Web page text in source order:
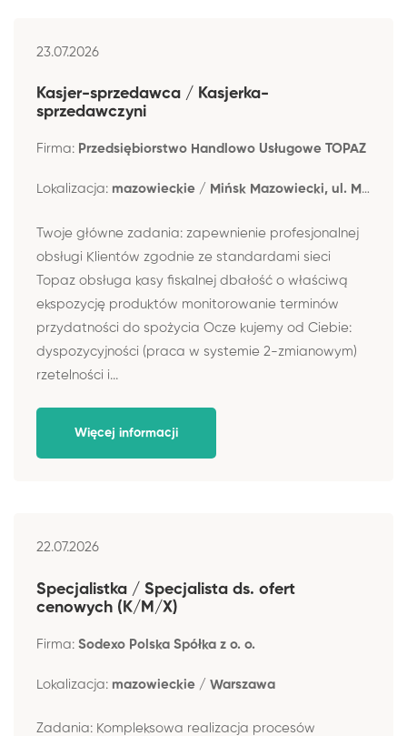
23.07.2026
Kasjer-sprzedawca / Kasjerka-
sprzedawczyni
Firma: Przedsiębiorstwo Handlowo Usługowe TOPAZ
Lokalizacja: mazowieckie / Mińsk Mazowiecki, ul. Mireckiego 15
Twoje główne zadania: zapewnienie profesjonalnej
obsługi Klientów zgodnie ze standardami sieci
Topaz obsługa kasy fiskalnej dbałość o właściwą
ekspozycję produktów monitorowanie terminów
przydatności do spożycia Ocze kujemy od Ciebie:
dyspozycyjności (praca w systemie 2-zmianowym)
rzetelności i...
Więcej informacji
22.07.2026
Specjalistka / Specjalista ds. ofert
cenowych (K/M/X)
Firma: Sodexo Polska Spółka z o. o.
Lokalizacja: mazowieckie / Warszawa
Zadania: Kompleksowa realizacja procesów